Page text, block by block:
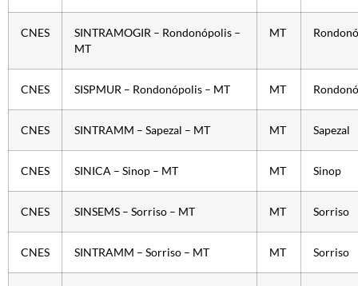
CNES
SINTRAMOGIR – Rondonópolis –
MT
MT
CNES SISPMUR – Rondonópolis – MT MT
CNES SINTRAMM – Sapezal – MT MT Sapezal
CNES SINICA – Sinop – MT MT Sinop
CNES SINSEMS – Sorriso – MT MT Sorriso
CNES SINTRAMM – Sorriso – MT MT Sorriso